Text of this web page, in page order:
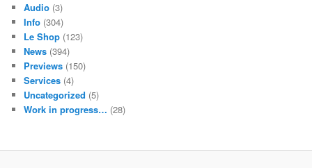
Audio (3)
Info (304)
Le Shop (123)
News (394)
Previews (150)
Services (4)
Uncategorized (5)
Work in progress… (28)